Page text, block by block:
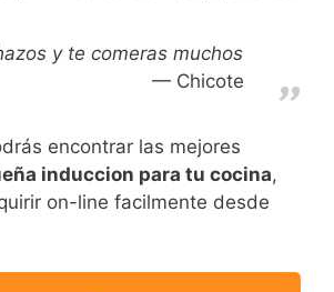
y te comeras muchos
Chicote
encontrar las mejores
induccion para tu cocina,
on-line facilmente desde